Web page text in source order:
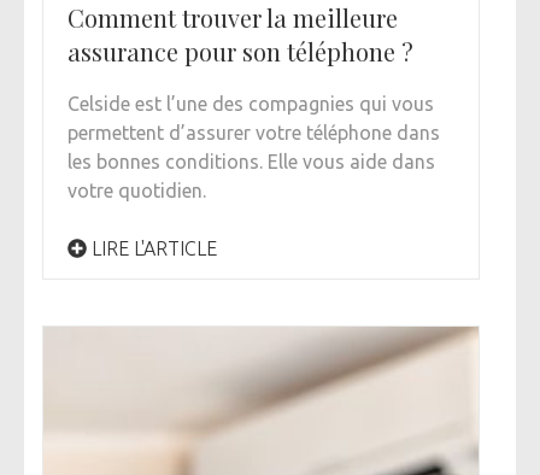
Comment trouver la meilleure
assurance pour son téléphone ?
Celside est l’une des compagnies qui vous
permettent d’assurer votre téléphone dans
les bonnes conditions. Elle vous aide dans
votre quotidien.
LIRE L'ARTICLE